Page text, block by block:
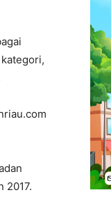
2017.